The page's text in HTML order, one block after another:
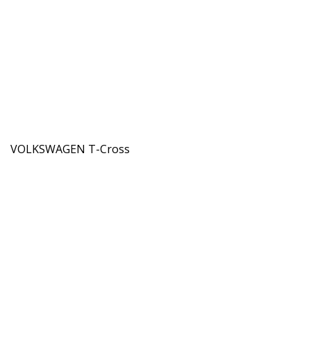
VOLKSWAGEN T-Cross